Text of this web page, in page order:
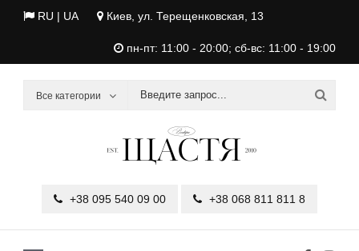
RU | UA Киев, ул. Терещенковская, 13
пн-пт: 11:00 - 20:00; сб-вс: 11:00 - 19:00
Все категории
+38 095 540 09 00 +38 068 811 811 8